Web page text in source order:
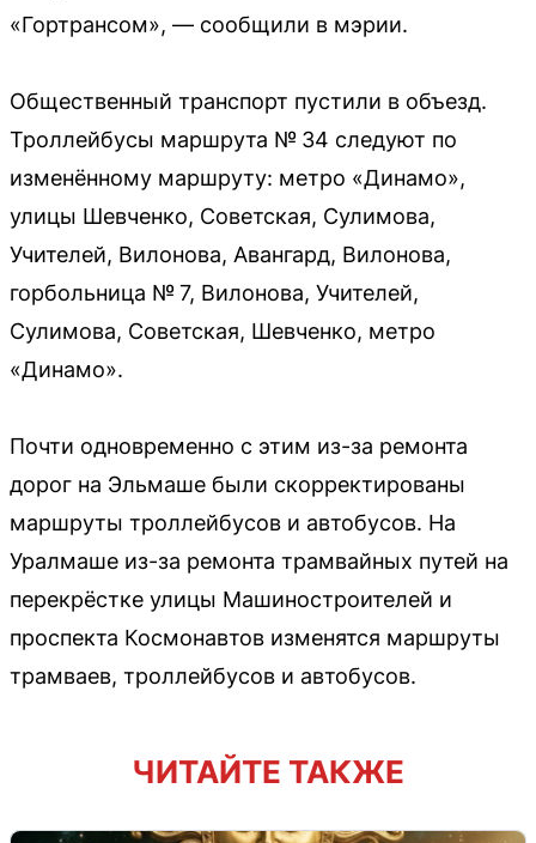
«Гортрансом», — сообщили в мэрии.
Общественный транспорт пустили в объезд.
Троллейбусы маршрута № 34 следуют по
изменённому маршруту: метро «Динамо»,
улицы Шевченко, Советская, Сулимова,
Учителей, Вилонова, Авангард, Вилонова,
горбольница № 7, Вилонова, Учителей,
Сулимова, Советская, Шевченко, метро
«Динамо».
Почти одновременно с этим из-за ремонта
дорог на Эльмаше были скорректированы
маршруты троллейбусов и автобусов. На
Уралмаше из-за ремонта трамвайных путей на
перекрёстке улицы Машиностроителей и
проспекта Космонавтов изменятся маршруты
трамваев, троллейбусов и автобусов.
ЧИТАЙТЕ ТАКЖЕ